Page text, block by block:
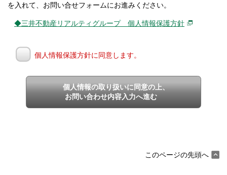
を入れて、お問い合せフォームにお進みください。
◆三井不動産リアルティグループ 個人情報保護方針
個人情報保護方針に同意します。
個人情報の取り扱いに同意の上、
お問い合わせ内容入力へ進む
このページの先頭へ